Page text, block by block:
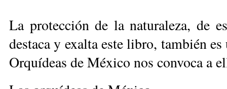
La protección de la naturaleza, de
destaca y exalta este libro, también
Orquídeas de México nos convoca a